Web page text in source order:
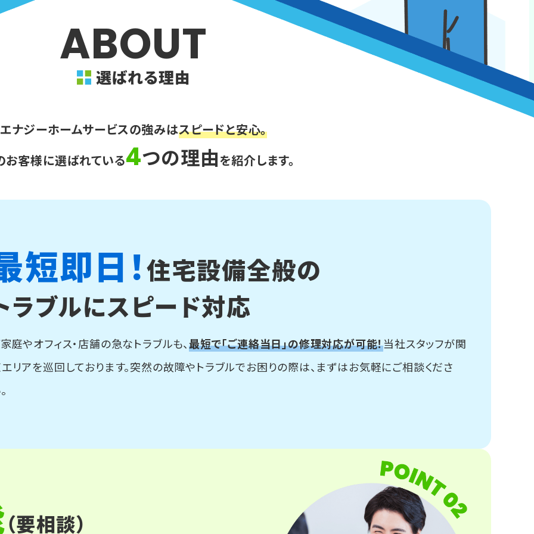
ABOUT
選ばれる理由
エナジーホームサービスの強みはスピードと安心。
お客様に選ばれている4つの理由を紹介します。
短即日！住宅設備全般の
ラブルにスピード対応
庭やオフィス・店舗の急なトラブルも、最短で「ご連絡当日」の修理対応が可能！当社スタッフが関
リアを巡回しております。突然の故障やトラブルでお困りの際は、まずはお気軽にご相談くださ
（要相談）